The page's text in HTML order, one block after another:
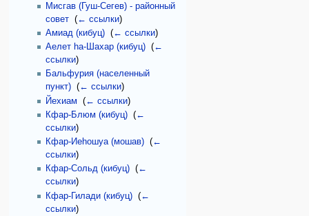
Мисгав (Гуш-Сегев) - районный
совет ‎(← ссылки)
Амиад (кибуц) ‎(← ссылки)
Аелет hа-Шахар (кибуц) ‎(←
ссылки)
Бальфурия (населенный
пункт) ‎(← ссылки)
Йехиам ‎(← ссылки)
Кфар-Блюм (кибуц) ‎(←
ссылки)
Кфар-Иеhошуа (мошав) ‎(←
ссылки)
Кфар-Сольд (кибуц) ‎(←
ссылки)
Кфар-Гилади (кибуц) ‎(←
ссылки)